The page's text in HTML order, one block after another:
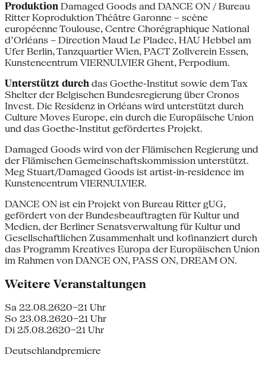
Produktion Damaged Goods and DANCE ON / Bureau
Ritter Koproduktion Théâtre Garonne – scène
européenne Toulouse, Centre Chorégraphique National
d’Orléans – Direction Maud Le Pladec, HAU Hebbel am
Ufer Berlin, Tanzquartier Wien, PACT Zollverein Essen,
Kunstencentrum VIERNULVIER Ghent, Perpodium.
Unterstützt durch das Goethe-Institut sowie dem Tax
Shelter der Belgischen Bundesregierung über Cronos
Invest. Die Residenz in Orléans wird unterstützt durch
Culture Moves Europe, ein durch die Europäische Union
und das Goethe-Institut gefördertes Projekt.
Damaged Goods wird von der Flämischen Regierung und
der Flämischen Gemeinschaftskommission unterstützt.
Meg Stuart/Damaged Goods ist artist-in-residence im
Kunstencentrum VIERNULVIER.
DANCE ON ist ein Projekt von Bureau Ritter gUG,
gefördert von der Bundesbeauftragten für Kultur und
Medien, der Berliner Senatsverwaltung für Kultur und
Gesellschaftlichen Zusammenhalt und kofinanziert durch
das Programm Kreatives Europa der Europäischen Union
im Rahmen von DANCE ON, PASS ON, DREAM ON.
Weitere Veranstaltungen
Sa 22.08.2620–21 Uhr
So 23.08.2620–21 Uhr
Di 25.08.2620–21 Uhr
Deutschlandpremiere